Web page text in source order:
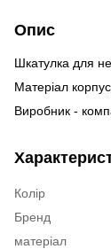
Опис
Шкатулка для
Матеріал
Виробник -
Колір
Бренд
матеріал